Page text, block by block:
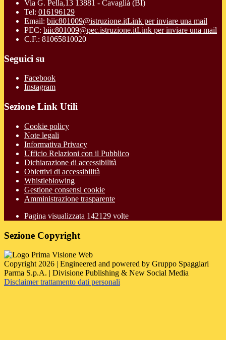
Via G. Pella,13 13881 - Cavaglià (BI)
Tel: 016196129
Email: biic801009@istruzione.itLink per inviare una mail
PEC: biic801009@pec.istruzione.itLink per inviare una mail
C.F.: 81065810020
Seguici su
Facebook
Instagram
Sezione Link Utili
Cookie policy
Note legali
Informativa Privacy
Ufficio Relazioni con il Pubblico
Dichiarazione di accessibilità
Obiettivi di accessibilità
Whistleblowing
Gestione consensi cookie
Amministrazione trasparente
Pagina visualizzata 142129 volte
Sezione Copyright
Copyright 2026 | Engineered and powered by Gruppo Spaggiari
Parma S.p.A. | Divisione Publishing & New Social Media
Disclaimer trattamento dati personali